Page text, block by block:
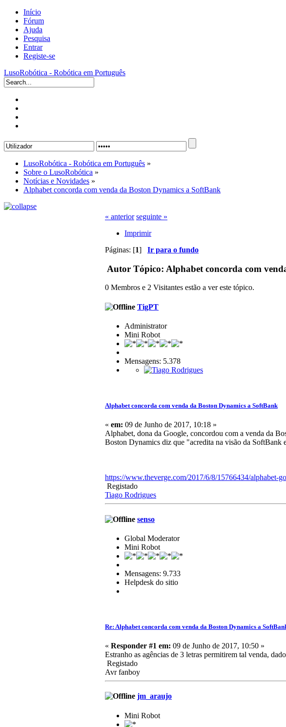
Início
Fórum
Ajuda
Pesquisa
Entrar
Registe-se
LusoRobótica - Robótica em Português
LusoRobótica - Robótica em Português »
Sobre o LusoRobótica »
Notícias e Novidades »
Alphabet concorda com venda da Boston Dynamics a SoftBank
« anterior seguinte »
Imprimir
Páginas: [1] Ir para o fundo
Autor Tópico: Alphabet concorda com
0 Membros e 2 Visitantes estão a ver este tópico.
TigPT
Administrator
Mini Robot
Mensagens: 5.378
Alphabet concorda com venda da Boston Dynamics a SoftBank
« em: 09 de Junho de 2017, 10:18 »
Alphabet, dona da Google, concordou com a venda da
Boston Dynamics diz que "acredita na visão da SoftBank
https://www.theverge.com/2017/6/8/15766434/alphabet-
Registado
Tiago Rodrigues
senso
Global Moderator
Mini Robot
Mensagens: 9.733
Helpdesk do sitio
Re: Alphabet concorda com venda da Boston Dynamics a
« Responder #1 em: 09 de Junho de 2017, 10:50 »
Estranho as agências de 3 letras permitirem tal venda,
Registado
Avr fanboy
jm_araujo
Mini Robot